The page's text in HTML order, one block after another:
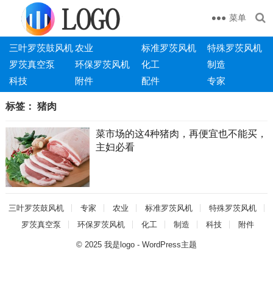
菜单
三叶罗茨鼓风机农业 标准罗茨风机
特殊罗茨风机
罗茨真空泵
环保罗茨风机 化工
制造
科技
附件 配件 专家
标签： 猪肉
菜市场的这4种猪肉，再便宜也不能买，
主妇必看
三叶罗茨鼓风机 专家 农业 标准罗茨风机
特殊罗茨风机
罗茨真空泵
环保罗茨风机 化工 制造 科技 附件
© 2025 我是logo- WordPress主题